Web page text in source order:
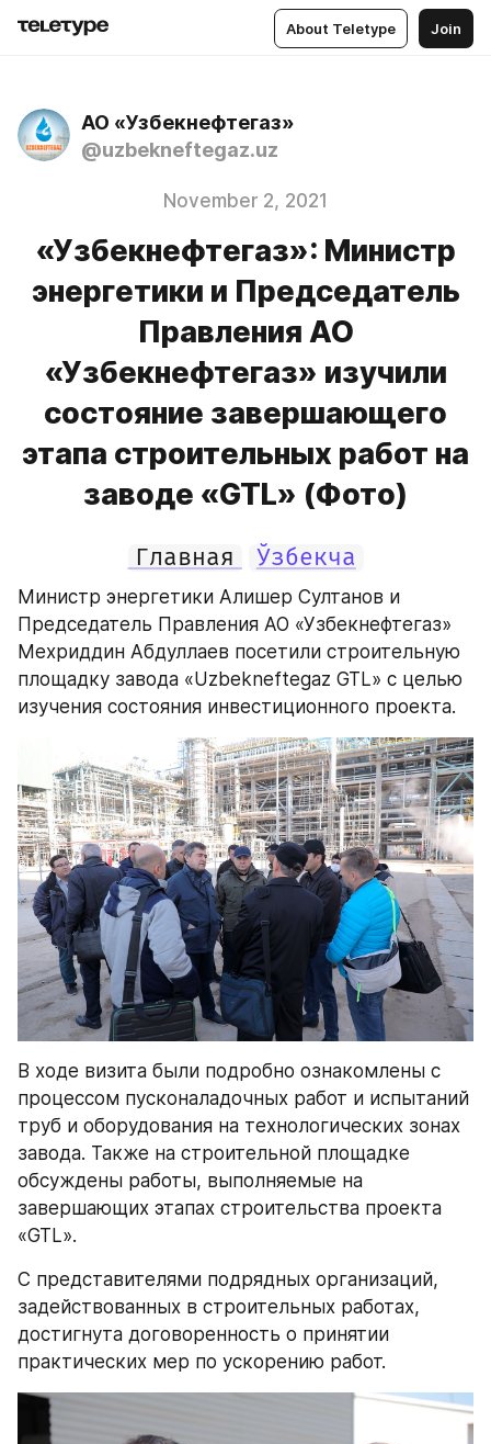
About Teletype Join
АО «Узбекнефтегаз»
@uzbekneftegaz.uz
November 2, 2021
«Узбекнефтегаз»: Министр
энергетики и Председатель
Правления АО
«Узбекнефтегаз» изучили
состояние завершающего
этапа строительных работ на
заводе «GTL» (Фото)
Главная Ўзбекча
Министр энергетики Алишер Султанов и
Председатель Правления АО «Узбекнефтегаз»
Мехриддин Абдуллаев посетили строительную
площадку завода «Uzbekneftegaz GTL» с целью
изучения состояния инвестиционного проекта.
В ходе визита были подробно ознакомлены с
процессом пусконаладочных работ и испытаний
труб и оборудования на технологических зонах
завода. Также на строительной площадке
обсуждены работы, выполняемые на
завершающих этапах строительства проекта
«GTL».
С представителями подрядных организаций,
задействованных в строительных работах,
достигнута договоренность о принятии
практических мер по ускорению работ.